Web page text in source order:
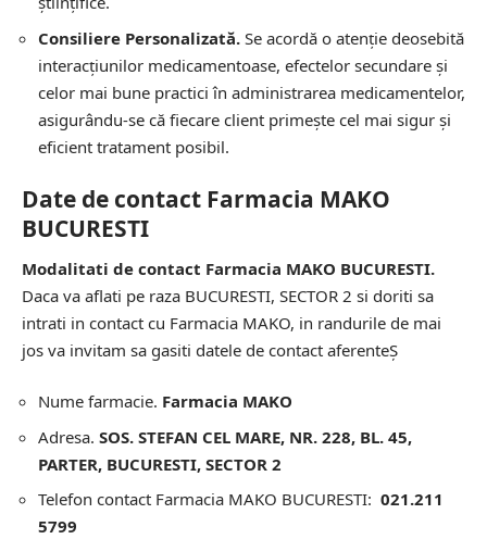
Consiliere Personalizată. Se acordă o atenție deosebită
interacțiunilor medicamentoase, efectelor secundare și
celor mai bune practici în administrarea medicamentelor,
asigurându-se că fiecare client primește cel mai sigur și
eficient tratament posibil.
Date de contact Farmacia MAKO
BUCURESTI
Modalitati de contact Farmacia MAKO BUCURESTI.
Daca va aflati pe raza BUCURESTI, SECTOR 2 si doriti sa
intrati in contact cu Farmacia MAKO, in randurile de mai
jos va invitam sa gasiti datele de contact aferenteȘ
Nume farmacie. Farmacia MAKO
Adresa. SOS. STEFAN CEL MARE, NR. 228, BL. 45,
PARTER, BUCURESTI, SECTOR 2
Telefon contact Farmacia MAKO BUCURESTI: 021.211
5799